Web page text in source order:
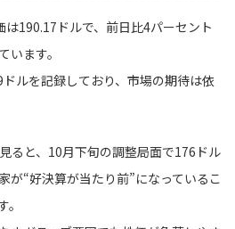
190.17ドルで、前日比4パーセント
います。
ルを記録しており、市場の期待は依
ると、10月下旬の調整局面で176ドル
が“好決算が当たり前”になっているこ